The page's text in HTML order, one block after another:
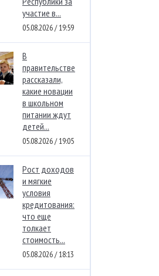
участие в...
05.08.2026 / 19:59
В
правительстве
рассказали,
какие новации
в школьном
питании ждут
детей...
05.08.2026 / 19:05
Рост доходов
и мягкие
условия
кредитования:
что еще
толкает
стоимость...
05.08.2026 / 18:13